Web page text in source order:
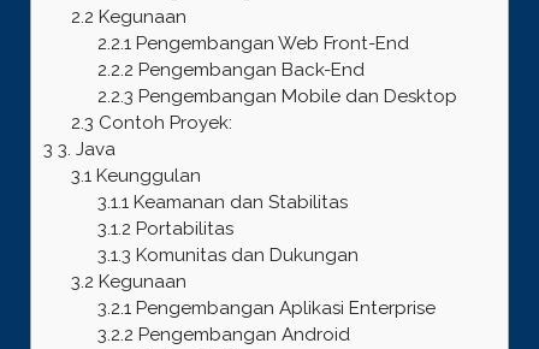
2.2 Kegunaan
2.2.1 Pengembangan Web Front-End
2.2.2 Pengembangan Back-End
2.2.3 Pengembangan Mobile dan Desktop
2.3 Contoh Proyek:
3 3. Java
3.1Keunggulan
3.1.1 Keamanan dan Stabilitas
3.1.2 Portabilitas
3.1.3 Komunitas dan Dukungan
3.2 Kegunaan
3.2.1 Pengembangan Aplikasi Enterprise
3.2.2 Pengembangan Android